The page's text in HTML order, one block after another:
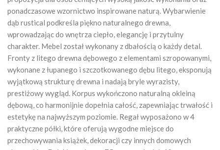
ponadczasowe wzornictwo inspirowane naturą. Wybarwienie
dąb rustical podkreśla piękno naturalnego drewna,
wprowadzając do wnętrza ciepło, elegancję i przytulny
charakter. Mebel został wykonany z dbałością o każdy detal.
Fronty z litego drewna dębowego z elementami szropowanymi,
wykonane z łupanego i szczotkowanego dębu litego, eksponują
wyjątkową strukturę drewna i nadają bryle wyrazisty,
prestiżowy wygląd. Korpus wykończono naturalną okleiną
dębową, co harmonijnie dopełnia całość, zapewniając trwałość i
estetykę na najwyższym poziomie. Regał wyposażono w 4
praktyczne półki, które oferują wygodne miejsce do
przechowywania książek, dekoracji czy innych domowych